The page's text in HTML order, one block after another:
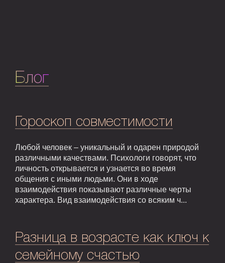
Блог
Гороскоп совместимости
Любой человек – уникальный и одарен природой
различными качествами. Психологи говорят, что
личность открывается и узнается во время
общения с иными людьми. Они в ходе
взаимодействия показывают различные черты
характера. Вид взаимодействия со всяким ч...
Разница в возрасте как ключ к
семейному счастью